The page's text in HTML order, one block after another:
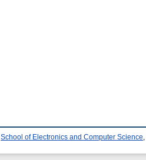
School of Electronics and Computer Science